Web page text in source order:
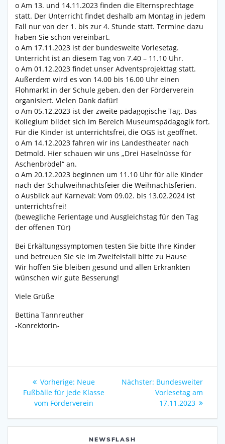
o Am 13. und 14.11.2023 finden die Elternsprechtage
statt. Der Unterricht findet deshalb am Montag in jedem
Fall nur von der 1. bis zur 4. Stunde statt. Termine dazu
haben Sie schon vereinbart.
o Am 17.11.2023 ist der bundesweite Vorlesetag.
Unterricht ist an diesem Tag von 7.40 – 11.10 Uhr.
o Am 01.12.2023 findet unser Adventsprojekttag statt.
Außerdem wird es von 14.00 bis 16.00 Uhr einen
Flohmarkt in der Schule geben, den der Förderverein
organisiert. Vielen Dank dafür!
o Am 05.12.2023 ist der zweite pädagogische Tag. Das
Kollegium bildet sich im Bereich Museumspädagogik fort.
Für die Kinder ist unterrichtsfrei, die OGS ist geöffnet.
o Am 14.12.2023 fahren wir ins Landestheater nach
Detmold. Hier schauen wir uns „Drei Haselnüsse für
Aschenbrödel“ an.
o Am 20.12.2023 beginnen um 11.10 Uhr für alle Kinder
nach der Schulweihnachtsfeier die Weihnachtsferien.
o Ausblick auf Karneval: Vom 09.02. bis 13.02.2024 ist
unterrichtsfrei!
(bewegliche Ferientage und Ausgleichstag für den Tag
der offenen Tür)
Bei Erkältungssymptomen testen Sie bitte Ihre Kinder
und betreuen Sie sie im Zweifelsfall bitte zu Hause
Wir hoffen Sie bleiben gesund und allen Erkrankten
wünschen wir gute Besserung!
Viele Grüße
Bettina Tannreuther
-Konrektorin-
Beitragsnavigation
Vorherige: Vorheriger
Beitrag:
Neue
Fußbälle für jede Klasse
vom Förderverein
Nächster: Nächster
Beitrag:
Bundesweiter
Vorlesetag am
17.11.2023
NEWSFLASH